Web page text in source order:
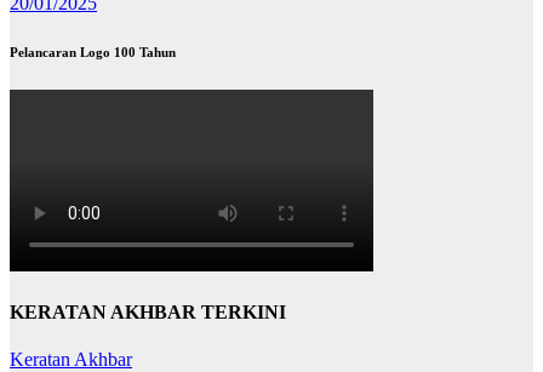
Pelancaran Logo 100 Tahun
KERATAN AKHBAR TERKINI
Keratan Akhbar